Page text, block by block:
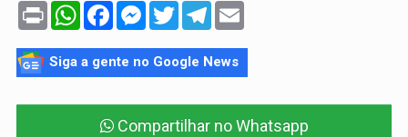
Print WhatsAppFacebookMessenger
TwitterTelegram
Siga a gente no Google News
Compartilhar no Whatsapp